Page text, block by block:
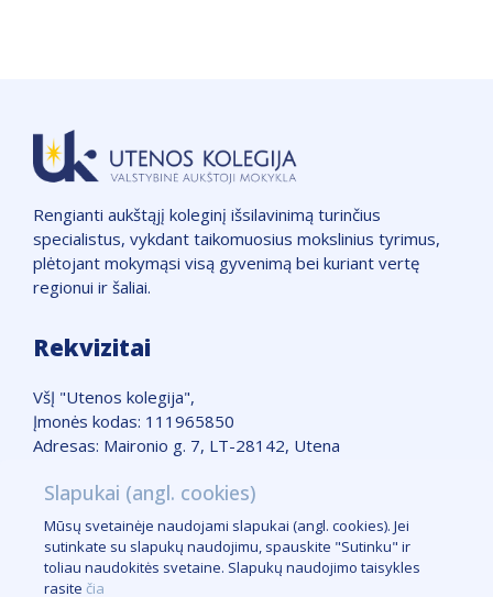
Rengianti aukštąjį koleginį išsilavinimą turinčius
specialistus, vykdant taikomuosius mokslinius tyrimus,
plėtojant mokymąsi visą gyvenimą bei kuriant vertę
regionui ir šaliai.
Rekvizitai
VšĮ "Utenos kolegija",
Įmonės kodas: 111965850
Adresas: Maironio g. 7, LT-28142, Utena
Žemėlapis
Slapukų taisyklės
Logotipas
Kontaktai žiniasklaidai
Slapukai (angl. cookies)
Mūsų svetainėje naudojami slapukai (angl. cookies). Jei
sutinkate su slapukų naudojimu, spauskite "Sutinku" ir
toliau naudokitės svetaine. Slapukų naudojimo taisykles
rasite čia